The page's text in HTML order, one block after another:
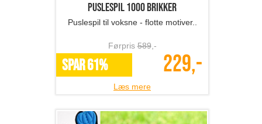
Puslespil 1000 brikker
Puslespil til voksne - flotte motiver..
Førpris589,-
SPAR 61% 229,-
Læs mere